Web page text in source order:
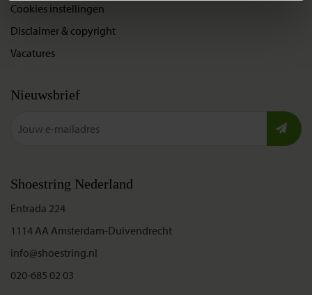
Cookies instellingen
Disclaimer & copyright
Vacatures
Nieuwsbrief
Shoestring Nederland
Entrada 224
1114 AA Amsterdam-Duivendrecht
info@shoestring.nl
020-685 02 03